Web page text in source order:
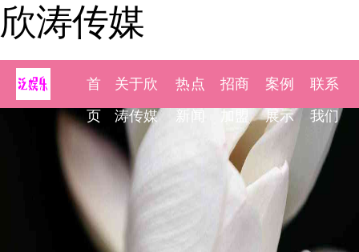
欣涛传媒
首
页
关于欣
涛传媒
热点
新闻
招商
加盟
案例
展示
联系
我们